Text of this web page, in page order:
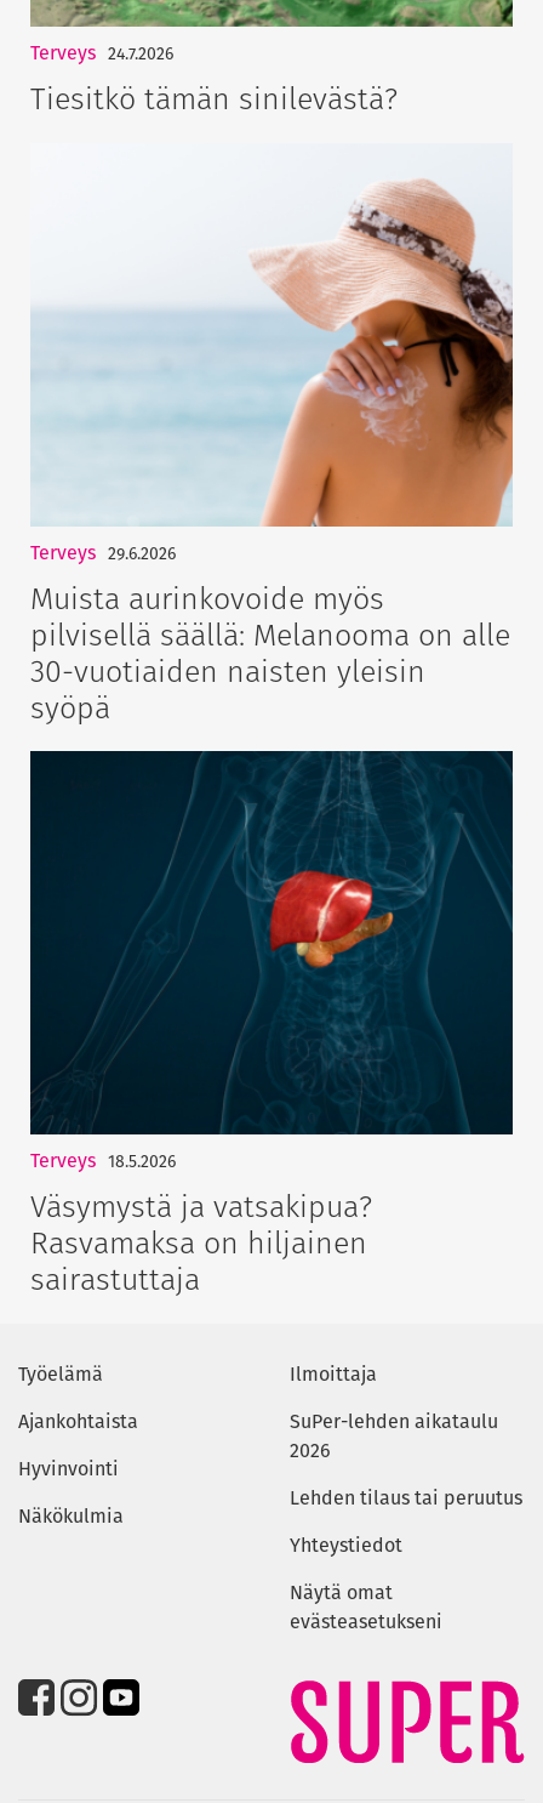
Terveys 24.7.2026
Tiesitkö tämän sinilevästä?
Terveys 29.6.2026
Muista aurinkovoide myös
pilvisellä säällä: Melanooma on alle
30-vuotiaiden naisten yleisin
syöpä
Terveys 18.5.2026
Väsymystä ja vatsakipua?
Rasvamaksa on hiljainen
sairastuttaja
Työelämä
Ajankohtaista
Hyvinvointi
Näkökulmia
Ilmoittaja
SuPer-lehden aikataulu
2026
Lehden tilaus tai peruutus
Yhteystiedot
Näytä omat
evästeasetukseni